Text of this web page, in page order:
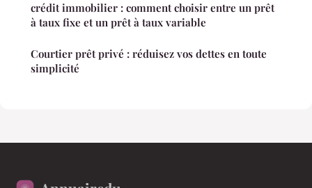
crédit immobilier : comment choisir entre un prêt
à taux fixe et un prêt à taux variable
Courtier prêt privé : réduisez vos dettes en toute
simplicité